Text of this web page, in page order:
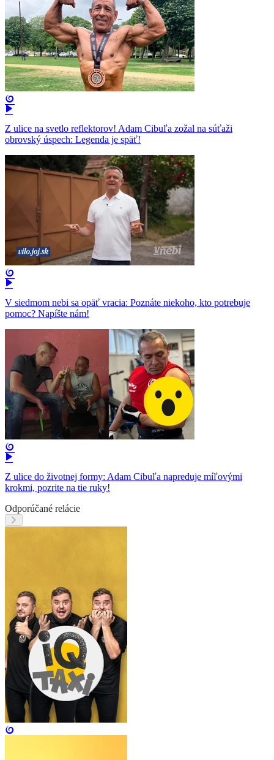
Z ulice na svetlo reflektorov! Adam Cibuľa zožal na súťaži
obrovský úspech: Legenda je späť!
V siedmom nebi sa opäť vracia: Poznáte niekoho, kto potrebuje
pomoc? Napíšte nám!
Z ulice do životnej formy: Adam Cibuľa napreduje míľovými
krokmi, pozrite na tie ruky!
Odporúčané relácie